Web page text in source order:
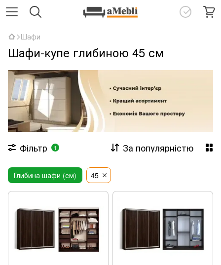
Шафи
Шафи-купе глибиною 45 см
Фільтр 1 За популярністю
Глибина шафи (см) 45